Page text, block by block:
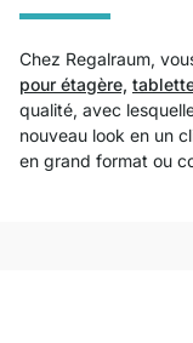
Chez Regalraum,
pour étagère,
qualité, avec
nouveau look en un
en grand format ou